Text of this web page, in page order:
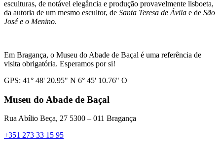
esculturas, de notável elegância e produção provavelmente lisboeta,
da autoria de um mesmo escultor, de Santa Teresa de Ávila e de São
Josée o Menino.
Em Bragança, o Museu do Abade de Baçal é uma referência de
visita obrigatória. Esperamos por si!
GPS: 41° 48' 20.95" N 6° 45' 10.76" O
Museu do Abade de Baçal
Rua Abílio Beça, 27 5300 – 011 Bragança
+351 273 33 15 95